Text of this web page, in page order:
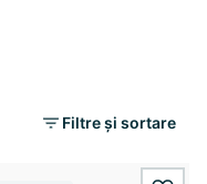
Filtre și sortare